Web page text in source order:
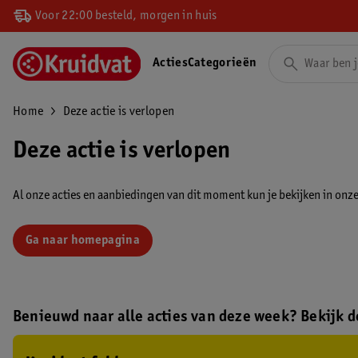
Voor 22:00 besteld, morgen in huis
ActiesCategorieën
Home Deze actie is verlopen
Deze actie is verlopen
Al onze acties en aanbiedingen van dit moment kun je bekijken in
Ga naar homepagina
Benieuwd naar alle acties van deze week? Bekijk